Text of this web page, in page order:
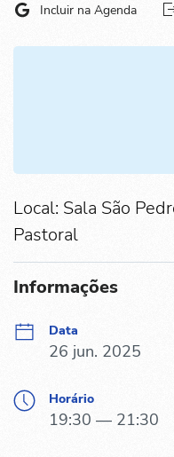
Incluir na Agenda
Local: Sala São
Pastoral
Informações
Data
26 jun. 2025
Horário
19:30 — 21:30